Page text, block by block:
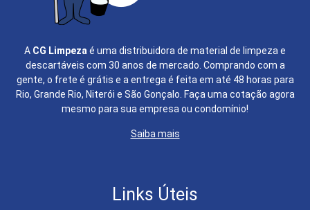
A CG Limpeza é uma distribuidora de material de limpeza e
descartáveis com 30 anos de mercado. Comprando com a
gente, o frete é grátis e a entrega é feita em até 48 horas para
Rio, Grande Rio, Niterói e São Gonçalo. Faça uma cotação agora
mesmo para sua empresa ou condomínio!
Saiba mais
Links Úteis